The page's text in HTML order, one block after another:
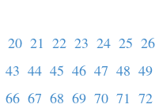
20 21 22 23 24 25 26
43 44 45 46 47 48 49
66 67 68 69 70 71 72